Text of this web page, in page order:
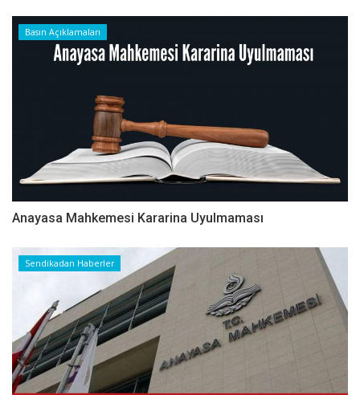
Basın Açıklamaları
Anayasa Mahkemesi Kararina Uyulmaması
Sendikadan Haberler